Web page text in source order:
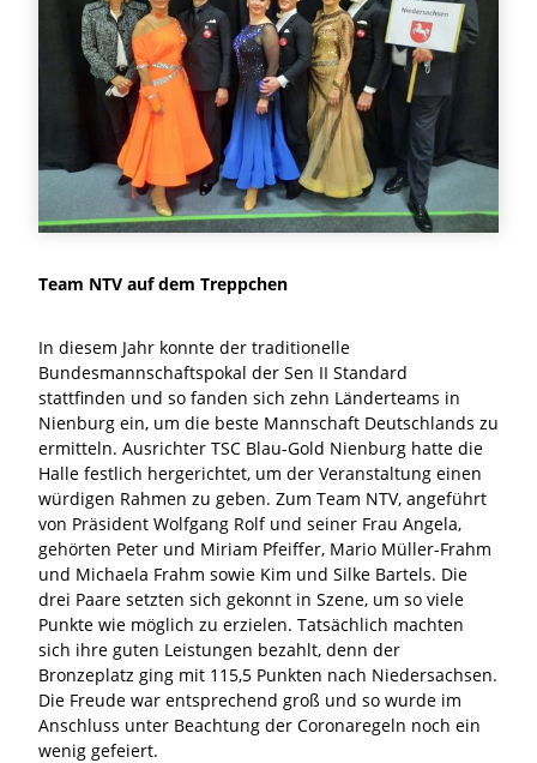
Team NTV auf dem Treppchen
In diesem Jahr konnte der traditionelle
Bundesmannschaftspokal der Sen II Standard
stattfinden und so fanden sich zehn Länderteams in
Nienburg ein, um die beste Mannschaft Deutschlands zu
ermitteln. Ausrichter TSC Blau-Gold Nienburg hatte die
Halle festlich hergerichtet, um der Veranstaltung einen
würdigen Rahmen zu geben. Zum Team NTV, angeführt
von Präsident Wolfgang Rolf und seiner Frau Angela,
gehörten Peter und Miriam Pfeiffer, Mario Müller-Frahm
und Michaela Frahm sowie Kim und Silke Bartels. Die
drei Paare setzten sich gekonnt in Szene, um so viele
Punkte wie möglich zu erzielen. Tatsächlich machten
sich ihre guten Leistungen bezahlt, denn der
Bronzeplatz ging mit 115,5 Punkten nach Niedersachsen.
Die Freude war entsprechend groß und so wurde im
Anschluss unter Beachtung der Coronaregeln noch ein
wenig gefeiert.